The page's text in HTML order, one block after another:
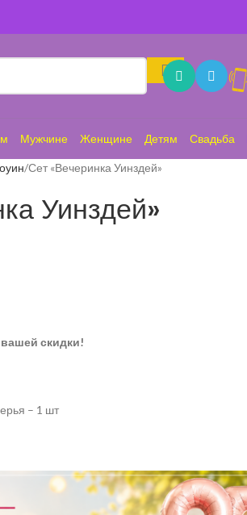
Мужчине Женщине Детям Свадьба
Сет «Вечеринка Уинздей»
Уинздей»
скидки!
– 1 шт